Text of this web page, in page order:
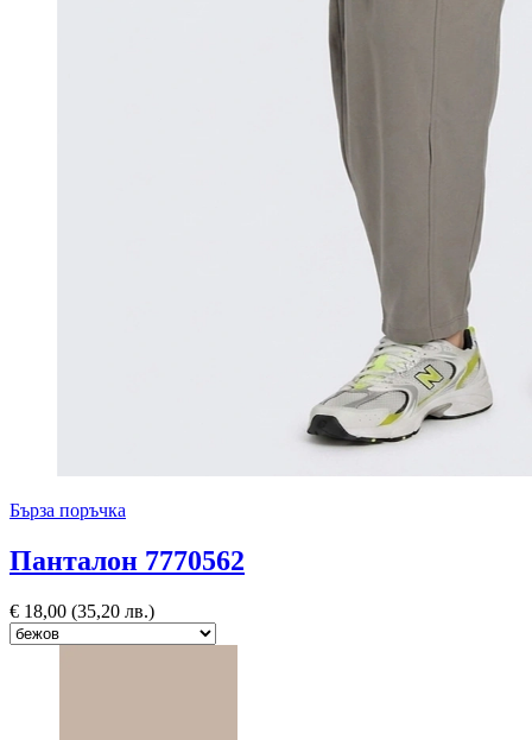
Бърза поръчка
Панталон 7770562
€ 18,00 (35,20 лв.)